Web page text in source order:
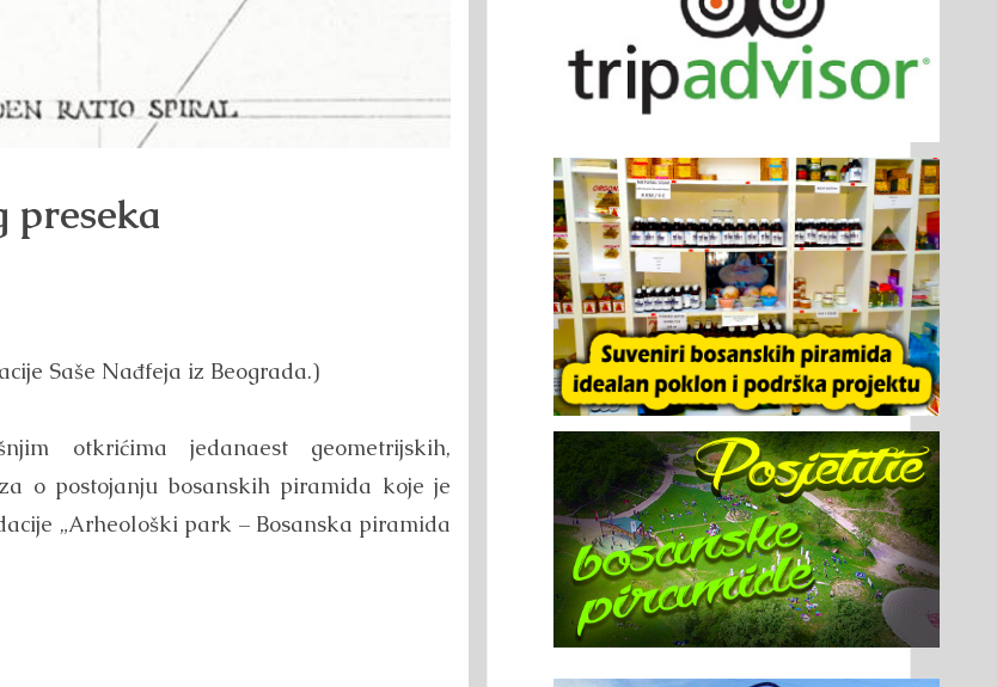
preseka
Saše Nađfeja iz Beograda.)
otkrićima jedanaest geometrijskih,
o postojanju bosanskih piramida koje je
„Arheološki park – Bosanska piramida